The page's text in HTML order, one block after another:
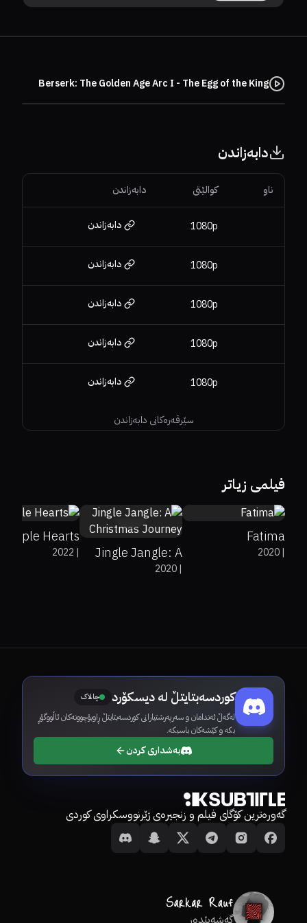
Berserk: The Golden Age Arc I - The Egg of the King
دابەزاندن
سێرڤەرەکانی دابەزاندن
ناو کوالێتی دابەزاندن
1080p دابەزاندن
1080p دابەزاندن
1080p دابەزاندن
1080p دابەزاندن
1080p دابەزاندن
فیلمی زیاتر
Fatima
|
2020
Jingle Jangle: A
Christmas|
2020
Purple Hearts
|
2022
کوردسەبتایتڵ لە دیسکۆرد چالاک
لەگەڵ ئەندامان و سەرپەرشتیارانی کوردسەبتایتڵ ڕاوبۆچوونەکان ئاڵووگۆڕ
بکە و کێشەکان باسبکە.
بەشداری کردن
گەورەترین کۆگای فیلم و زنجیرەی ژێرنووسکراوی کوردی
گەشەپێدەر